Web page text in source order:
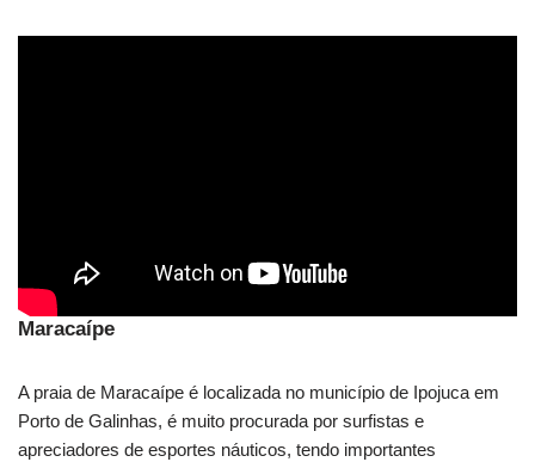
Maracaípe
A praia de Maracaípe é localizada no município de Ipojuca em
Porto de Galinhas, é muito procurada por surfistas e
apreciadores de esportes náuticos, tendo importantes